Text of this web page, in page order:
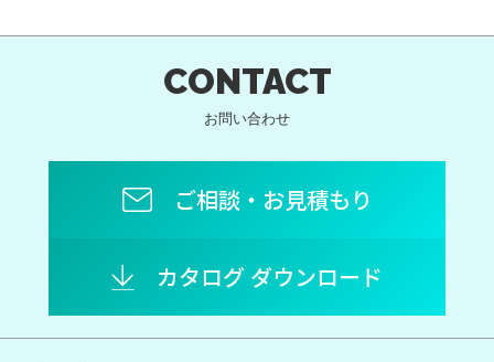
CONTACT
お問い合わせ
ご相談・お見積もり
カタログ ダウンロード